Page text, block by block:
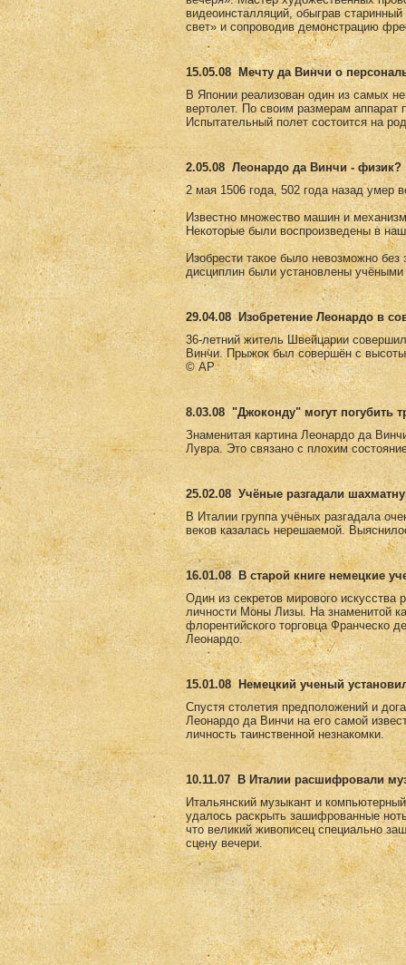
видеоинсталляций, обыграв
свет» и сопроводив демонстрацию
15.05.08 Мечту да Винчи о
В Японии реализован один из самых
вертолет. По своим размерам
Испытательный полет состоится на
2.05.08 Леонардо да Винчи - физик?
2 мая 1506 года, 502 года назад умер
Известно множество машин и
Некоторые были воспроизведены в
Изобрести такое было невозможно
дисциплин были установлены
29.04.08
Изобретение Леонардо в
36-летний житель Швейцарии
Винчи. Прыжок был совершён с
© AP
8.03.08 "Джоконду" могут погубить
Знаменитая картина Леонардо да
Лувра. Это связано с плохим
25.02.08 Учёные разгадали
В Италии группа учёных разгадала
веков казалась нерешаемой.
16.01.08
В старой книге немецкие
Один из секретов мирового искусства
личности Моны Лизы. На знаменитой
флорентийского торговца Франческо
Леонардо.
15.01.08 Немецкий ученый
Спустя столетия предположений и
Леонардо да Винчи на его самой
личность таинственной незнакомки.
10.11.07
В Италии расшифровали
Итальянский музыкант и
удалось раскрыть зашифрованные
что великий живописец специально
сцену вечери.